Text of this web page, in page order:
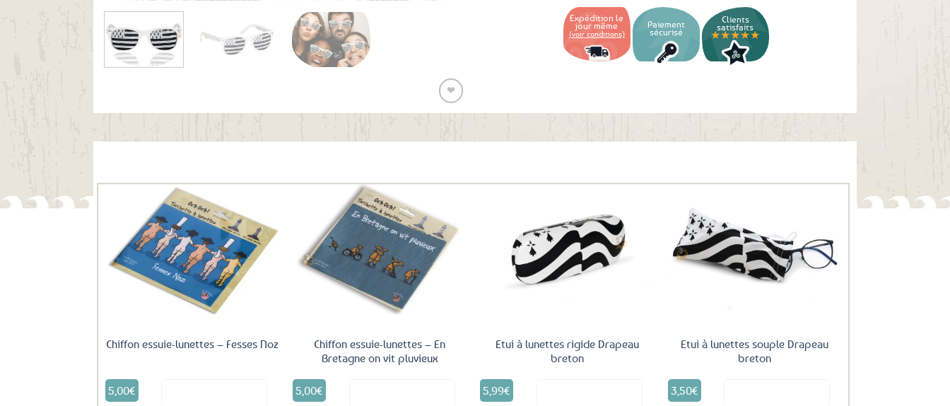
❤
Ajouter
Expédition le
jour même
(voir conditions)
Paiement
sécurisé
Clients
satisfaits
★★★★★
Ajouter
aux
favoris
Chiffon essuie-lunettes – Fesses Noz
5,00€
Ajouter
aux
favoris
Chiffon essuie-lunettes – En
Bretagne on vit pluvieux
5,00€
Ajouter
aux
Etui à lunettes rigide Drapeau
breton
5,99€
Ajouter
aux
favoris
Etui à lunettes souple Drapeau
breton
3,50€